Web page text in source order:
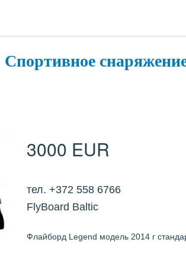
Спортивное
3000 EUR
тел. +372 558 6766
FlyBoard Baltic
Флайборд Legend модель 2014 г